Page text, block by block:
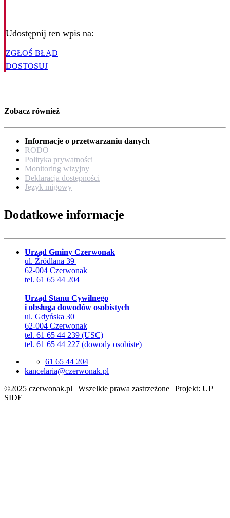
Udostępnij ten wpis na:
ZGŁOŚ BŁĄD
DOSTOSUJ
Zobacz również
Informacje o przetwarzaniu danych
RODO
Polityka prywatności
Monitoring wizyjny
Deklaracja dostępności
Język migowy
Dodatkowe informacje
Urząd Gminy Czerwonak
ul. Źródlana 39
62-004 Czerwonak
tel. 61 65 44 204
Urząd Stanu Cywilnego
i obsługa dowodów osobistych
ul. Gdyńska 30
62-004 Czerwonak
tel. 61 65 44 239 (USC)
tel. 61 65 44 227 (dowody osobiste)
61 65 44 204
lp.kanowrezc@airalecnak
©2025 czerwonak.pl | Wszelkie prawa zastrzeżone | Projekt: UP
SIDE